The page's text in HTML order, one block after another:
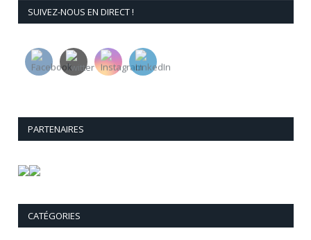
SUIVEZ-NOUS EN DIRECT !
PARTENAIRES
CATÉGORIES